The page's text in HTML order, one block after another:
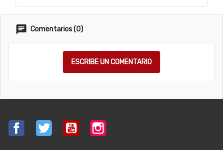
Comentarios (0)
ESCRIBE UN COMENTARIO
FacebookTwitter YouTube